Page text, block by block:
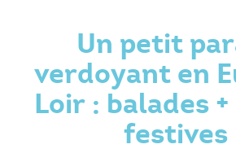
Un petit
verdoyant en
Loir : balades
festives